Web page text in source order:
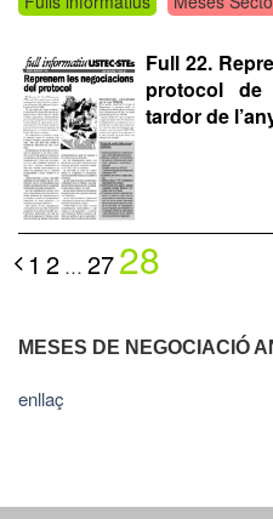
Full 22.
protocol
tardor de
1 2 … 2728
MESES DE NEGOCIACIÓ
enllaç